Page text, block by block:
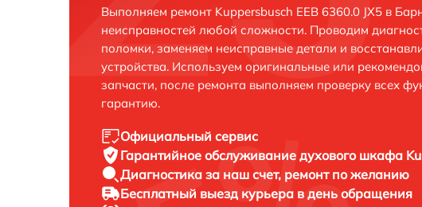
Выполняем ремонт Kuppersbusch EEB 6360.0 JX5 в
неисправностей любой сложности. Проводим
поломки, заменяем неисправные детали и
устройства. Используем оригинальные или
запчасти, после ремонта выполняем проверку всех
гарантию.
Официальный сервис
Гарантийное обслуживание духового шкафа
Диагностика за наш счет, ремонт по желанию
Бесплатный выезд курьера в день обращения